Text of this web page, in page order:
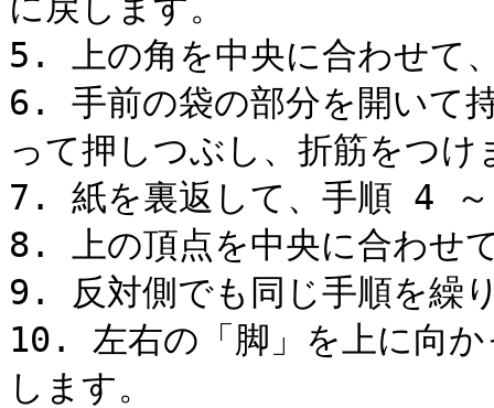
5. 上の角を中央に合わせて
6. 手前の袋の部分を開いて
って押しつぶし、折筋をつけ
7. 紙を裏返して、手順 4
8. 上の頂点を中央に合わせ
9. 反対側でも同じ手順を繰
10. 左右の「脚」を上に向か
します。